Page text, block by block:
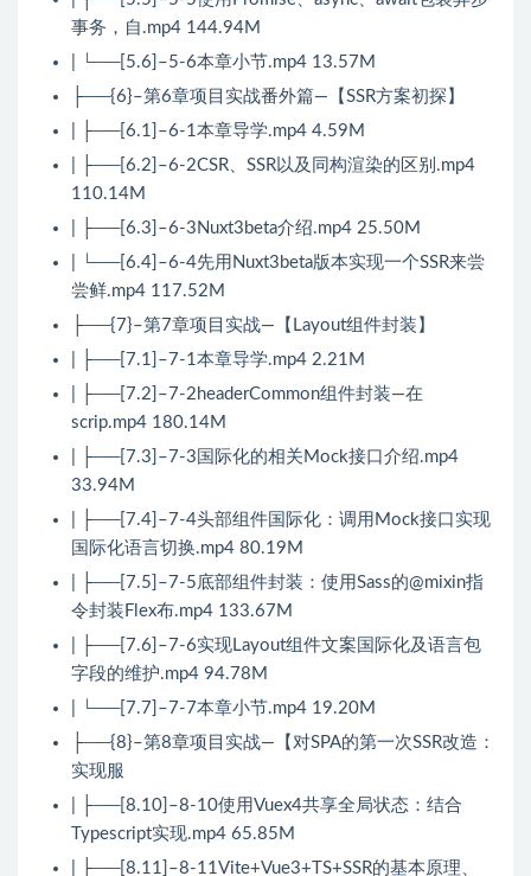
事务，自.mp4 144.94M
| └──[5.6]–5-6本章小节.mp4 13.57M
├──{6}–第6章项目实战番外篇—【SSR方案初探】
| ├──[6.1]–6-1本章导学.mp4 4.59M
| ├──[6.2]–6-2CSR、SSR以及同构渲染的区别.mp4
110.14M
| ├──[6.3]–6-3Nuxt3beta介绍.mp4 25.50M
| └──[6.4]–6-4先用Nuxt3beta版本实现一个SSR来尝
尝鲜.mp4 117.52M
├──{7}–第7章项目实战—【Layout组件封装】
| ├──[7.1]–7-1本章导学.mp4 2.21M
| ├──[7.2]–7-2headerCommon组件封装—在
scrip.mp4 180.14M
| ├──[7.3]–7-3国际化的相关Mock接口介绍.mp4
33.94M
| ├──[7.4]–7-4头部组件国际化：调用Mock接口实现
国际化语言切换.mp4 80.19M
| ├──[7.5]–7-5底部组件封装：使用Sass的@mixin指
令封装Flex布.mp4 133.67M
| ├──[7.6]–7-6实现Layout组件文案国际化及语言包
字段的维护.mp4 94.78M
| └──[7.7]–7-7本章小节.mp4 19.20M
├──{8}–第8章项目实战—【对SPA的第一次SSR改造：
实现服
| ├──[8.10]–8-10使用Vuex4共享全局状态：结合
Typescript实现.mp4 65.85M
| ├──[8.11]–8-11Vite+Vue3+TS+SSR的基本原理、